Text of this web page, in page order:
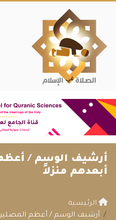
أرشيف الوسم /
أبعدهم منزلاً
الرئيسية
أرشيف الوسم / أعظم المصلين